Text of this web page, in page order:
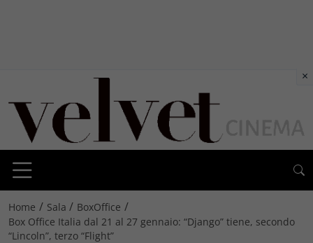
Home / Sala / BoxOffice /
Box Office Italia dal 21 al 27 gennaio: “Django” tiene, secondo
“Lincoln”, terzo “Flight”
×